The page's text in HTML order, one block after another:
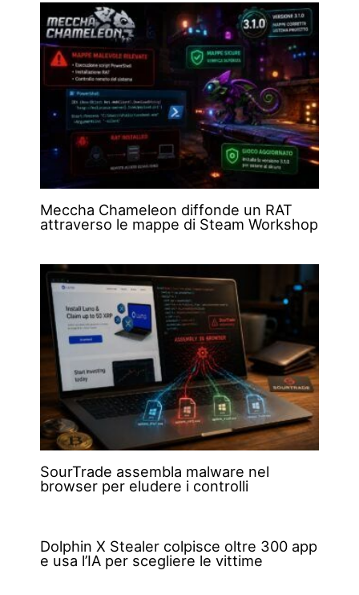
Meccha Chameleon diffonde un RAT
attraverso le mappe di Steam Workshop
SourTrade assembla malware nel
browser per eludere i controlli
Dolphin X Stealer colpisce oltre 300 app
e usa l’IA per scegliere le vittime